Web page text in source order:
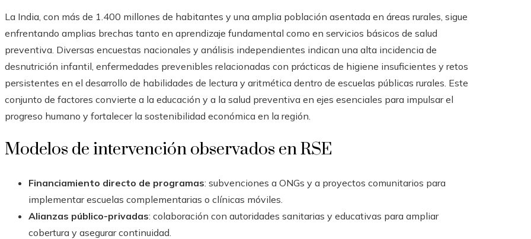
La India, con más de 1.400 millones de habitantes y una amplia población asentada en áreas rurales, sigue
enfrentando amplias brechas tanto en aprendizaje fundamental como en servicios básicos de salud
preventiva. Diversas encuestas nacionales y análisis independientes indican una alta incidencia de
desnutrición infantil, enfermedades prevenibles relacionadas con prácticas de higiene insuficientes y retos
persistentes en el desarrollo de habilidades de lectura y aritmética dentro de escuelas públicas rurales. Este
conjunto de factores convierte a la educación y a la salud preventiva en ejes esenciales para impulsar el
progreso humano y fortalecer la sostenibilidad económica en la región.
Modelos de intervención observados en RSE
Financiamiento directo de programas: subvenciones a ONGs y a proyectos comunitarios para
implementar escuelas complementarias o clínicas móviles.
Alianzas público-privadas: colaboración con autoridades sanitarias y educativas para ampliar
cobertura y asegurar continuidad.